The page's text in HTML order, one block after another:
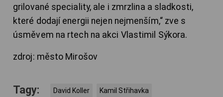
grilované speciality, ale i zmrzlina a sladkosti,
které dodají energii nejen nejmenším,“ zve s
úsměvem na rtech na akci Vlastimil Sýkora.
zdroj: město Mirošov
Tagy: David Koller Kamil Střihavka